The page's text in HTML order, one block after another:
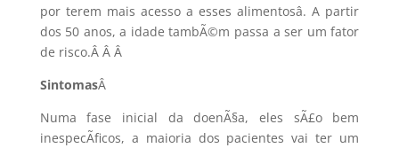
por terem mais acesso a esses alimentosâ. A partir
dos 50 anos, a idade tambÃ©m passa a ser um fator
de risco.Â Â Â
SintomasÂ
Numa fase inicial da doenÃ§a, eles sÃ£o bem
inespecÃ­ficos, a maioria dos pacientes vai ter um